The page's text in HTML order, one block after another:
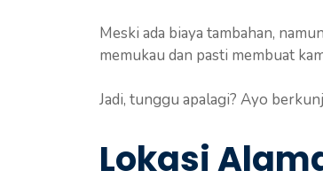
Meski ada biaya tambahan,
memukau dan pasti membuat
Jadi, tunggu apalagi? Ayo
Lokasi